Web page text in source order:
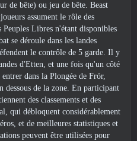
de bête) ou jeu de bête. Beast
assument le rôle des
Peuples Libres n'étant disponibles
se déroule dans les landes
le contrôle de 5 garde. Il y
d'Etten, et une fois qu'un côté
dans la Plongée de Frór,
de la zone. En participant
des classements et des
qui débloquent considérablement
et de meilleures statistiques et
peuvent être utilisées pour